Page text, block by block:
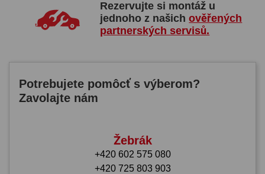
Rezervujte si montáž u
jednoho z našichověřených
partnerských servisů.
Potrebujete pomôcť s výberom?
Zavolajte nám
Žebrák
+420 602 575 080
+420 725 803 903